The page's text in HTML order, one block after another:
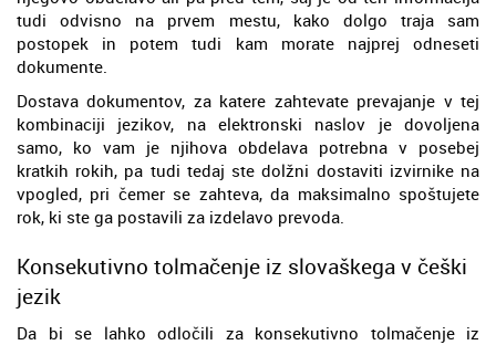
tudi odvisno na prvem mestu, kako dolgo traja sam
postopek in potem tudi kam morate najprej odneseti
dokumente.
Dostava dokumentov, za katere zahtevate prevajanje v tej
kombinaciji jezikov, na elektronski naslov je dovoljena
samo, ko vam je njihova obdelava potrebna v posebej
kratkih rokih, pa tudi tedaj ste dolžni dostaviti izvirnike na
vpogled, pri čemer se zahteva, da maksimalno spoštujete
rok, ki ste ga postavili za izdelavo prevoda.
Konsekutivno tolmačenje iz slovaškega v češki
jezik
Da bi se lahko odločili za konsekutivno tolmačenje iz